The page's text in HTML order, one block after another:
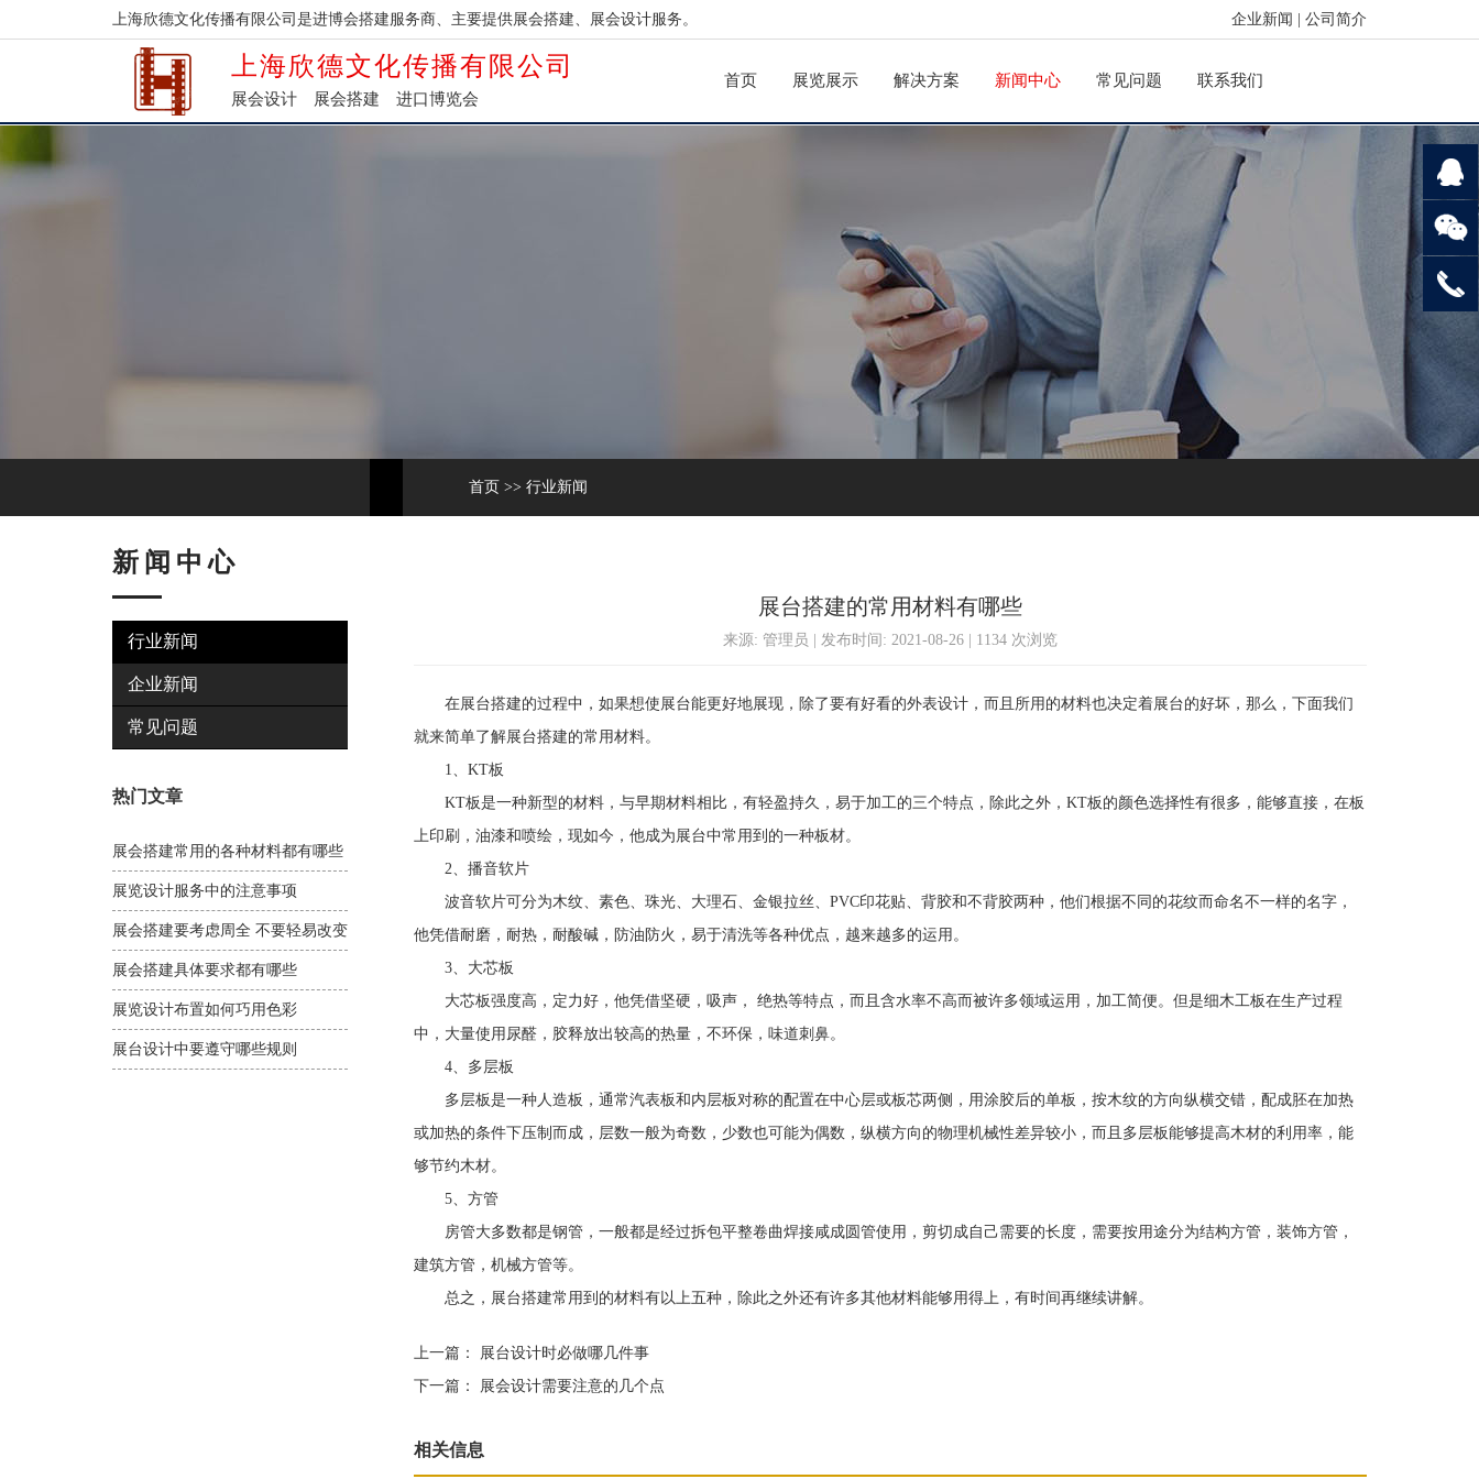
企业新闻 公司简介
上海欣德文化传播有限公司是进博会搭建服务商、主要提供展会搭建、展会设计服务。
上海欣德文化传播有限公司
展会设计 展会搭建 进口博览会
首页 展览展示 解决方案 新闻中心 常见问题 联系我们
首页 >> 行业新闻
新闻中心
行业新闻
企业新闻
常见问题
热门文章
展会搭建常用的各种材料都有哪些
展览设计服务中的注意事项
展会搭建要考虑周全 不要轻易改变
展会搭建具体要求都有哪些
展览设计布置如何巧用色彩
展台设计中要遵守哪些规则
展台搭建的常用材料有哪些
来源: 管理员 | 发布时间: 2021-08-26 | 1134 次浏览
在展台搭建的过程中，如果想使展台能更好地展现，除了要有好看的外表设计，而且所用的材料也决定着展台的好坏，那么，下面我们
就来简单了解展台搭建的常用材料。
1、KT板
KT板是一种新型的材料，与早期材料相比，有轻盈持久，易于加工的三个特点，除此之外，KT板的颜色选择性有很多，能够直接，在板
上印刷，油漆和喷绘，现如今，他成为展台中常用到的一种板材。
2、播音软片
波音软片可分为木纹、素色、珠光、大理石、金银拉丝、PVC印花贴、背胶和不背胶两种，他们根据不同的花纹而命名不一样的名字，
他凭借耐磨，耐热，耐酸碱，防油防火，易于清洗等各种优点，越来越多的运用。
3、大芯板
大芯板强度高，定力好，他凭借坚硬，吸声， 绝热等特点，而且含水率不高而被许多领域运用，加工简便。但是细木工板在生产过程
中，大量使用尿醛，胶释放出较高的热量，不环保，味道刺鼻。
4、多层板
多层板是一种人造板，通常汽表板和内层板对称的配置在中心层或板芯两侧，用涂胶后的单板，按木纹的方向纵横交错，配成胚在加热
或加热的条件下压制而成，层数一般为奇数，少数也可能为偶数，纵横方向的物理机械性差异较小，而且多层板能够提高木材的利用率，能
够节约木材。
5、方管
房管大多数都是钢管，一般都是经过拆包平整卷曲焊接咸成圆管使用，剪切成自己需要的长度，需要按用途分为结构方管，装饰方管，
建筑方管，机械方管等。
总之，展台搭建常用到的材料有以上五种，除此之外还有许多其他材料能够用得上，有时间再继续讲解。
上一篇：
展台设计时必做哪几件事
下一篇：
展会设计需要注意的几个点
相关信息